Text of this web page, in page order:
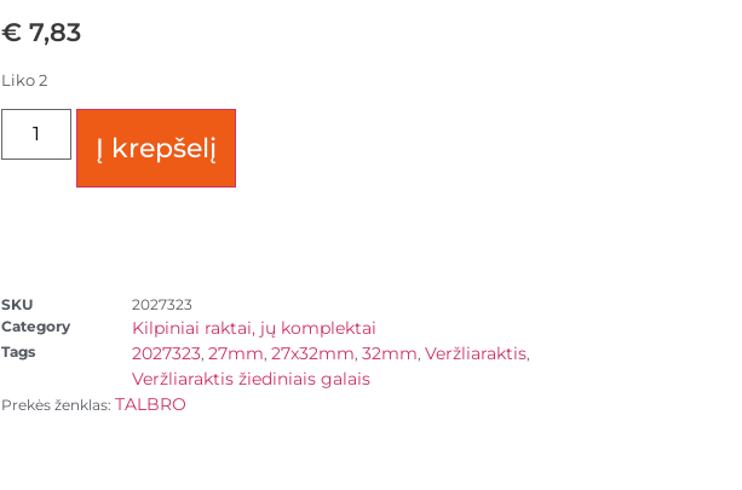
€ 7,83
Liko 2
Į krepšelį
SKU
2027323
Category
Kilpiniai raktai, jų komplektai
Tags 2027323, 27mm, 27x32mm, 32mm, Veržliaraktis,
Veržliaraktis žiediniais galais
Prekės ženklas: TALBRO